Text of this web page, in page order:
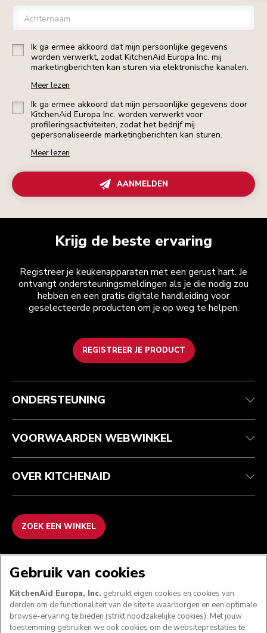
Achternaam
Ik ga ermee akkoord dat mijn persoonlijke gegevens
worden verwerkt, zodat KitchenAid Europa Inc. mij
marketingberichten kan sturen via elektronische kanalen.
Meer lezen
Ik ga ermee akkoord dat mijn persoonlijke gegevens door
KitchenAid Europa Inc. worden verwerkt voor
profileringsactiviteiten, zodat het bedrijf mij
gepersonaliseerde marketingberichten kan sturen.
Meer lezen
AANMELDEN
Krijg de beste ervaring
Registreer je keukenapparaten met een gerust hart. Je
ontvangt ondersteuningsmeldingen als je die nodig zou
hebben en een gratis digitale handleiding voor
geselecteerde producten om je op weg te helpen.
REGISTREER JE PRODUCT
Health check
Je bestelling volgen
Garantie en documenten
Veelgestelde vragen
Algemene voorwaarden
Retournering en terugbetaling
Imprint
ODR
Het merk
Zoek een winkel
ONDERSTEUNING
VOORWAARDEN WEBWINKEL
OVER KITCHENAID
ZOEK EEN WINKEL
VOLG ONS
Gebruik van cookies
KitchenAid Europa, Inc. gebruikt eigen cookies en cookies van
derden om de functionaliteit van de site te waarborgen en een optimale
browse-ervaring te bieden (strikt noodzakelijke cookies). Met jouw
toestemming gebruiken we ook cookies om de websiteprestaties te